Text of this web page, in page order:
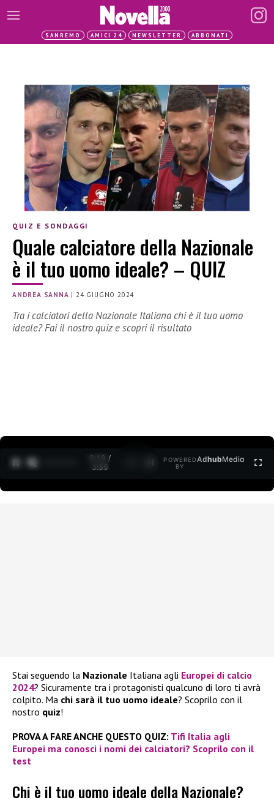
SANREMO AMICI 24 NEWSLETTER ABBONATI
QUIZ E SONDAGGI
Quale calciatore della Nazionale
è il tuo uomo ideale? – QUIZ
ANDREA SANNA |24 GIUGNO 2024
Tra i calciatori della Nazionale Italiana chi è il tuo uomo
ideale? Fai il nostro quiz e scopri il risultato
0:19 /
3:35
POWERED
BY
AdhubMedia
Stai seguendo la Nazionale Italiana agli Europei di calcio
2024? Sicuramente tra i protagonisti qualcuno di loro ti avrà
colpito. Ma chi sarà il tuo uomo ideale? Scoprilo con il
nostro quiz!
PROVA A FARE ANCHE QUESTO QUIZ: Tifi Italia agli
Europei ma conosci i nomi dei calciatori? Scoprilo con il
test
Chi è il tuo uomo ideale della Nazionale?